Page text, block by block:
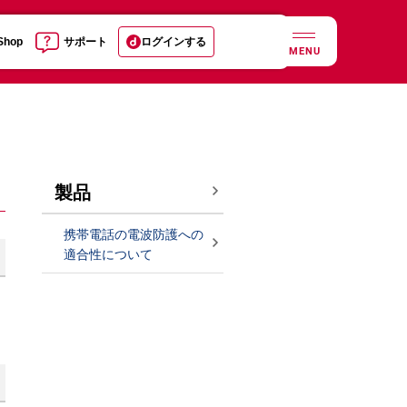
サポート ログインする
MENU
製品
携帯電話の電波防護への
適合性について